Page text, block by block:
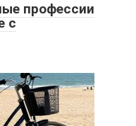
профессии
с